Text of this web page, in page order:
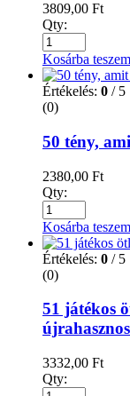
3809,00 Ft
Qty:
Kosárba teszem
Értékelés: 0 / 5
(0)
50 tény,
2380,00 Ft
Qty:
Kosárba teszem
Értékelés: 0 / 5
(0)
51 játékos
3332,00 Ft
Qty: